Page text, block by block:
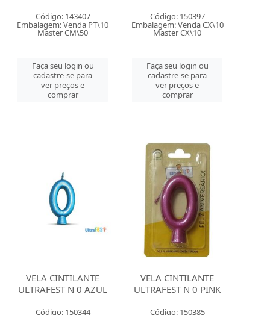
Código: 143407
Embalagem: Venda PT\10
Master CM\50
Faça seu login ou
cadastre-se para
ver preços e
comprar
Código: 150397
Embalagem: Venda CX\10
Master CX\10
Faça seu login ou
cadastre-se para
ver preços e
comprar
VELA CINTILANTE
ULTRAFEST N 0 AZUL
Código: 150344
VELA CINTILANTE
ULTRAFEST N 0 PINK
Código: 150385